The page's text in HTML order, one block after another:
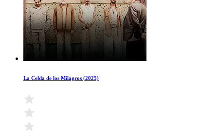
La Celda de los Milagros (2025)